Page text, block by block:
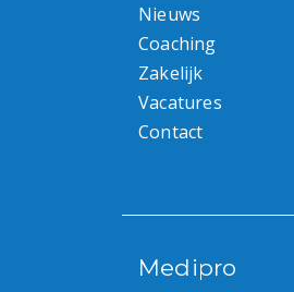
Nieuws
Coaching
Zakelijk
Vacatures
Contact
Medipro